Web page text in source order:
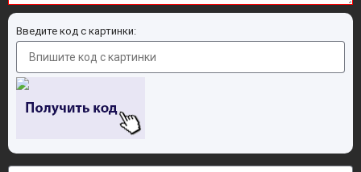
Введите код с картинки: